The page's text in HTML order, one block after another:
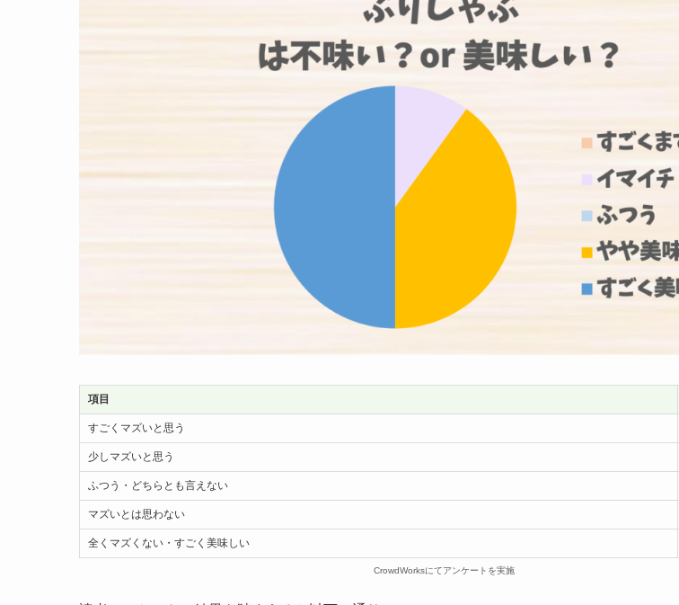
項目
すごくマズいと思う
少しマズいと思う
ふつう・どちらとも言えない
マズいとは思わない
全くマズくない・すごく美味しい
CrowdWorksにてアンケートを実施